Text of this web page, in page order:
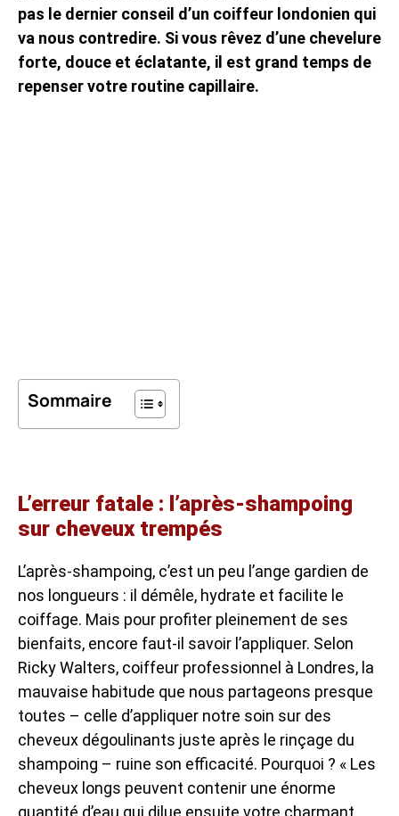
pas le dernier conseil d’un coiffeur londonien qui
va nous contredire. Si vous rêvez d’une chevelure
forte, douce et éclatante, il est grand temps de
repenser votre routine capillaire.
Sommaire
L’erreur fatale : l’après-shampoing
sur cheveux trempés
L’après-shampoing, c’est un peu l’ange gardien de
nos longueurs : il démêle, hydrate et facilite le
coiffage. Mais pour profiter pleinement de ses
bienfaits, encore faut-il savoir l’appliquer. Selon
Ricky Walters, coiffeur professionnel à Londres, la
mauvaise habitude que nous partageons presque
toutes – celle d’appliquer notre soin sur des
cheveux dégoulinants juste après le rinçage du
shampoing – ruine son efficacité. Pourquoi ? « Les
cheveux longs peuvent contenir une énorme
quantité d’eau qui dilue ensuite votre charmant